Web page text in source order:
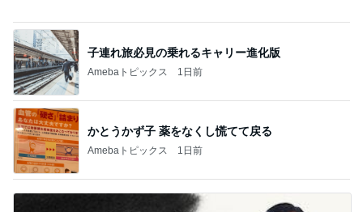
記事を読む
大会前に決まり安堵した次男坊
Amebaトピックス
500円で当たった実用性抜群の巾着
1日前